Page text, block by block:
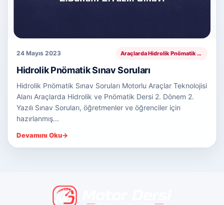
24 Mayıs 2023 Araçlarda Hidrolik Pnömatik Sistemler
Hidrolik Pnömatik Sınav Soruları
Hidrolik Pnömatik Sınav Soruları Motorlu Araçlar Teknolojisi
Alanı Araçlarda Hidrolik ve Pnömatik Dersi 2. Dönem 2.
Yazılı Sınav Soruları, öğretmenler ve öğrenciler için
hazırlanmış...
Devamını Oku→
Motor Dersi